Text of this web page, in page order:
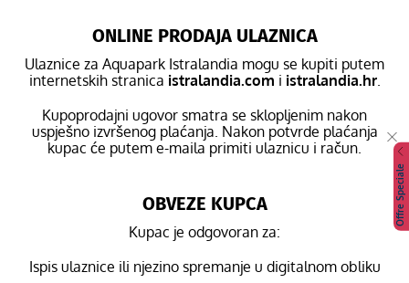
Offre Speciale
ONLINE PRODAJA ULAZNICA
Ulaznice za Aquapark Istralandia mogu se kupiti putem
internetskih stranica istralandia.com i istralandia.hr.
Kupoprodajni ugovor smatra se sklopljenim nakon
uspješno izvršenog plaćanja. Nakon potvrde plaćanja
kupac će putem e-maila primiti ulaznicu i račun.
OBVEZE KUPCA
Kupac je odgovoran za:
Ispis ulaznice ili njezino spremanje u digitalnom obliku